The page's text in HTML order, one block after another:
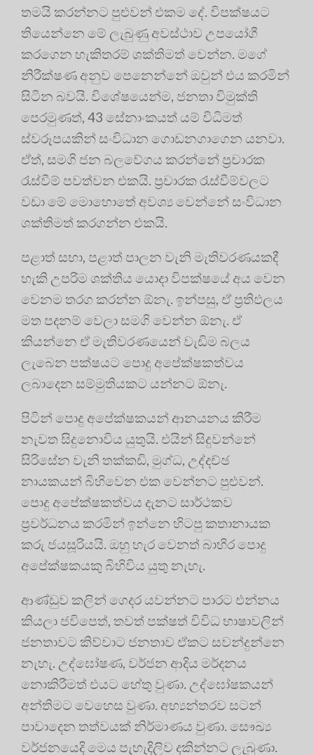
තමයි කරන්නට පුළුවන් එකම දේ. විපක්ෂයට
තියෙන්නෙ මේ ලැබුණු අවස්ථාව උපයෝගී
කරගෙන හැකිතරම් ශක්තිමත් වෙන්න. මගේ
නිරීක්ෂණ අනුව පෙනෙන්නේ ඔවුන් එය කරමින්
සිටින බවයි. වි‍ශේෂයෙන්ම, ජනතා විමුක්ති
පෙරමුණත්, 43 සේනාංකයත් යම් විධිමත්
ස්වරූපයකින් සංවිධාන ගොඩනගාගෙන යනවා.
ඒත්, සමගි ජන බලවේගය කරන්නේ ප්‍රචාරක
රැස්වීම් පවත්වන එකයි. ප්‍රචාරක රැස්වීම්වලට
වඩා මේ මොහොතේ අවශ්‍ය වෙන්නේ සංවිධාන
ශක්තිමත් කරගන්න එකයි.
පළාත් සභා, පළාත් පාලන වැනි මැතිවරණයකදී
හැකි උපරිම ශක්තිය යොදා විපක්ෂයේ අය වෙන
වෙනම තරග කරන්න ඕනැ. ඉන්පසු, ඒ ප්‍රතිඵලය
මත පදනම් වෙලා සමගි වෙන්න ඕනැ. ඒ
කියන්නෙ ඒ මැතිවරණයෙන් වැඩිම බලය
ලැබෙන පක්ෂයට පොදු අපේක්ෂකත්වය
ලබාදෙන සම්මුතියකට යන්නට ඕනැ.
පිටින් පොදු අපේක්ෂකයන් ආනයනය කිරීම
නැවත සිදුනොවිය යුතුයි. එයින් සිදුවන්නේ
සිරිසේන වැනි තක්කඩි, මුග්ධ, උද්දච්ඡ
නායකයන් බිහිවෙන එක වෙන්නට පුළුවන්.
පොදු අපේක්ෂකත්වය දැනට සාර්ථකව
ප්‍රවර්ධනය කරමින් ඉන්නෙ හිටපු කතානායක
කරු ජයසූරියයි. ඔහු හැර වෙනත් බාහිර පොදු
අපේක්ෂකයකු බිහිවිය යුතු නැහැ.
ආණ්ඩුව කලින් ගෙදර යවන්නට පාරට එන්නය
කියලා ජවිපෙත්, තවත් පක්ෂත් විවිධ භාෂාවලින්
ජනතාවට කිව්වාට ජනතාව ඒකට සවන්දුන්නෙ
නැහැ. උද්ඝෝෂණ, වර්ජන ආදිය මර්දනය
නොකිරීමත් එයට හේතු වුණා. උද්ඝෝෂකයන්
අන්තිමට වෙහෙස වුණා. අභ්‍යන්තරව සටන්
පාවාදෙන තත්වයක් නිර්මාණය වුණා. සෞඛ්‍ය
වර්ජනයෙදි මෙය පැහැදිලිව දකින්නට ලැබුණා.